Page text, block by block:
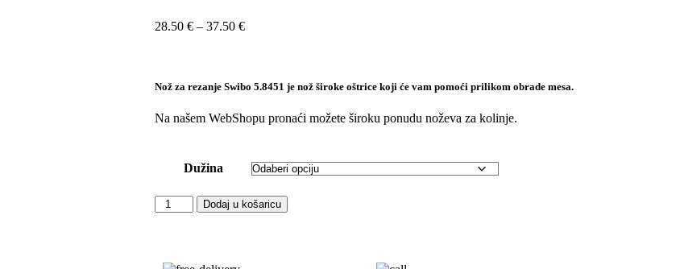
28.50 € – 37.50 €
Nož za rezanje Swibo 5.8451 je nož široke oštrice koji će vam pomoći prilikom obrade mesa.
Na našem WebShopu pronaći možete široku ponudu noževa za kolinje.
Dužina
Dodaj u košaricu